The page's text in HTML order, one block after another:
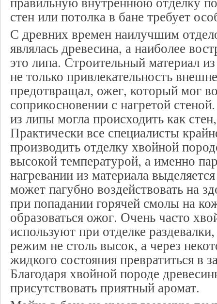
стен или потолка в бане требует
С древних времен наилучшим
являлась древесина, а наиболее
это липа. Строительный материал
не только привлекательность
предотвращал, ожег, который мог
соприкосновении с нагретой
из липы могла происходить как
Практически все специалисты
производить отделку хвойной
высокой температурой, а именно
нагревании из материала
может пагубно воздействовать на
при попадании горячей смолы на
образоваться ожог. Очень часто
используют при отделке
режим не столь высок, а через
жидкого состояния превратиться в
Благодаря хвойной породе
присутствовать приятный аромат.